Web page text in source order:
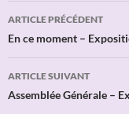
Navigation
des
articles
ARTICLE PRÉCÉDENT
En ce moment –
ARTICLE SUIVANT
Assemblée Générale –